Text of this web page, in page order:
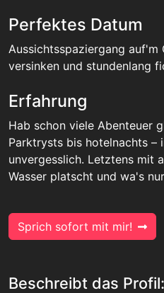
Perfektes Datum
Aussichtsspaziergang auf'm
versinken und stundenlang
Erfahrung
Hab schon viele Abenteuer
Parktrysts bis hotelnachts –
unvergesslich. Letztens mit
Wasser platscht und wa's
Sprich sofort mit mir!
Beschreibt das Profil: